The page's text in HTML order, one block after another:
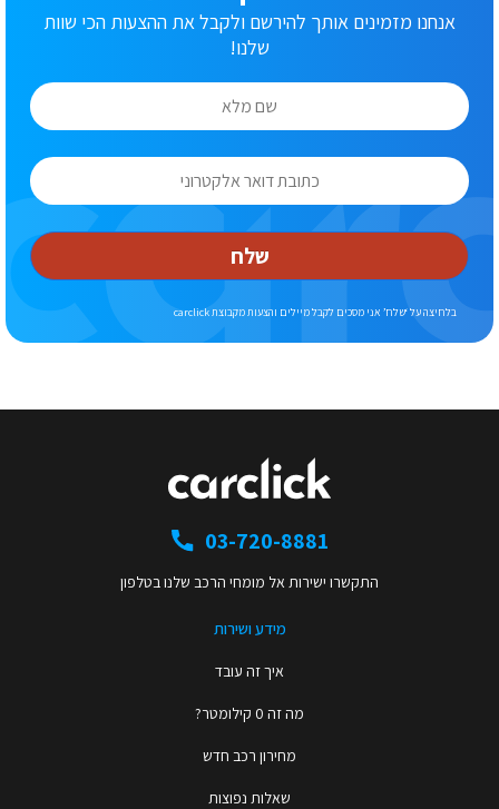
אנחנו מזמינים אותך להירשם ולקבל את ההצעות הכי שוות
שלנו!
שלח
בלחיצה על ‘שלח’ אני מסכים לקבל מיילים והצעות מקבוצת carclick
מידע ושירות
איך זה עובד
מה זה 0 קילומטר?
מחירון רכב חדש
שאלות נפוצות
03-720-8881
התקשרו ישירות אל מומחי הרכב שלנו בטלפון